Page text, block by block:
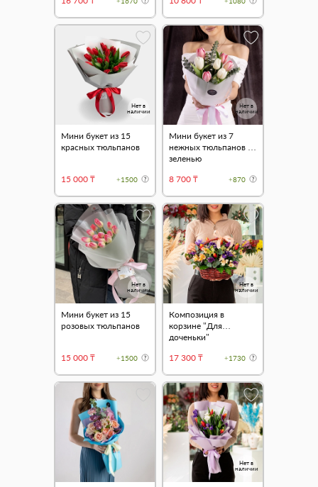
Нет в
наличии
Мини букет из 15
красных тюльпанов
15 000 ₸ +1500
Нет в
наличии
Мини букет из 7
нежных тюльпанов с
зеленью
8 700 ₸
+870
Нет в
наличии
Мини букет из 15
розовых тюльпанов
15 000 ₸ +1500
Нет в
наличии
Композиция в
корзине "Для
доченьки"
17 300 ₸
+1730
Нет в
наличии